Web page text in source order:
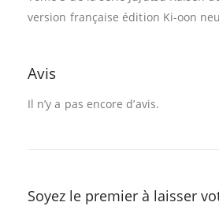
version française édition Ki-oon
Avis
Il n’y a pas encore d’avis.
Soyez le premier à laisser